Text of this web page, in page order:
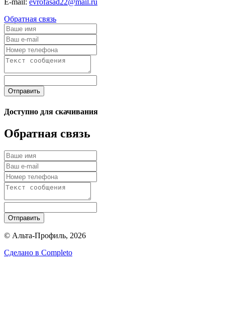
E-mail: evrofasad22@mail.ru
Обратная связь
Отправить
Доступно для скачивания
Обратная связь
Отправить
© Альта-Профиль, 2026
Сделано в Completo